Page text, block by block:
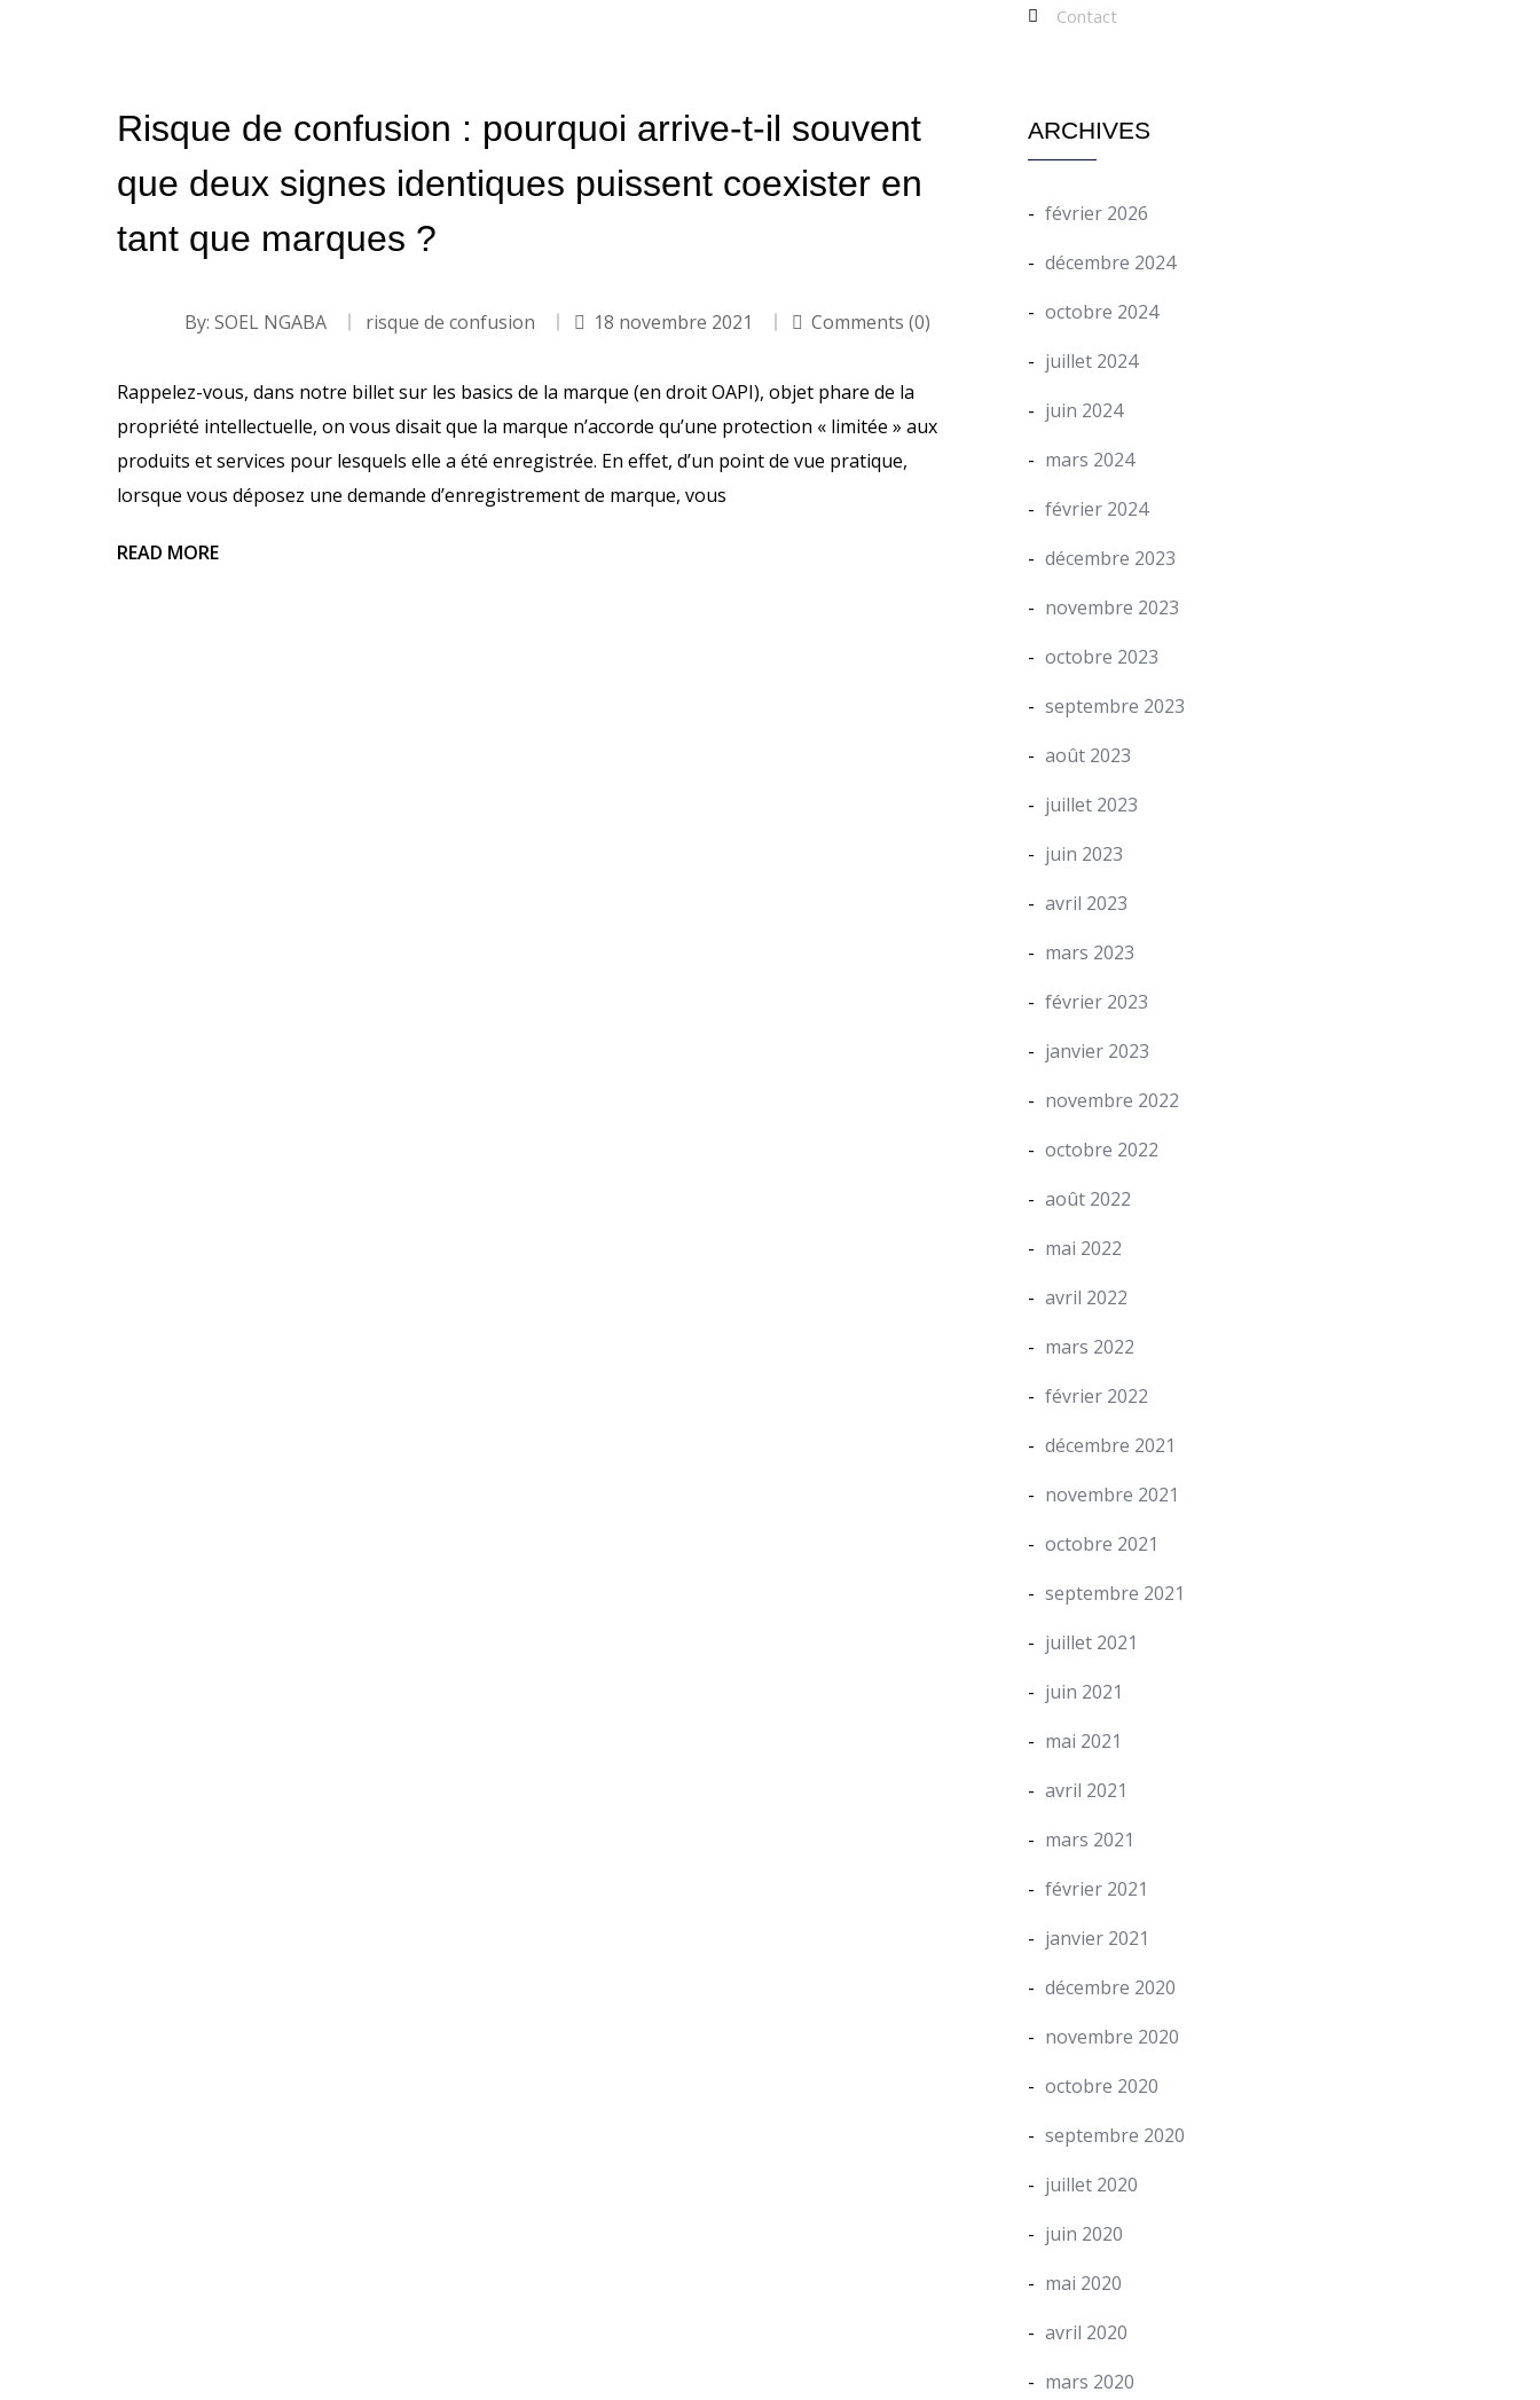
Risque de confusion : pourquoi arrive-t-il souvent
que deux signes identiques puissent coexister en
tant que marques ?
By: SOEL NGABA risque de confusion 18 novembre 2021 Comments (0)
Rappelez-vous, dans notre billet sur les basics de la marque (en droit OAPI), objet phare de la
propriété intellectuelle, on vous disait que la marque n’accorde qu’une protection « limitée » aux
produits et services pour lesquels elle a été enregistrée. En effet, d’un point de vue pratique,
lorsque vous déposez une demande d’enregistrement de marque, vous
READ MORE
Contact
ARCHIVES
février 2026
décembre 2024
octobre 2024
juillet 2024
juin 2024
mars 2024
février 2024
décembre 2023
novembre 2023
octobre 2023
septembre 2023
août 2023
juillet 2023
juin 2023
avril 2023
mars 2023
février 2023
janvier 2023
novembre 2022
octobre 2022
août 2022
mai 2022
avril 2022
mars 2022
février 2022
décembre 2021
novembre 2021
octobre 2021
septembre 2021
juillet 2021
juin 2021
mai 2021
avril 2021
mars 2021
février 2021
janvier 2021
décembre 2020
novembre 2020
octobre 2020
septembre 2020
juillet 2020
juin 2020
mai 2020
avril 2020
mars 2020